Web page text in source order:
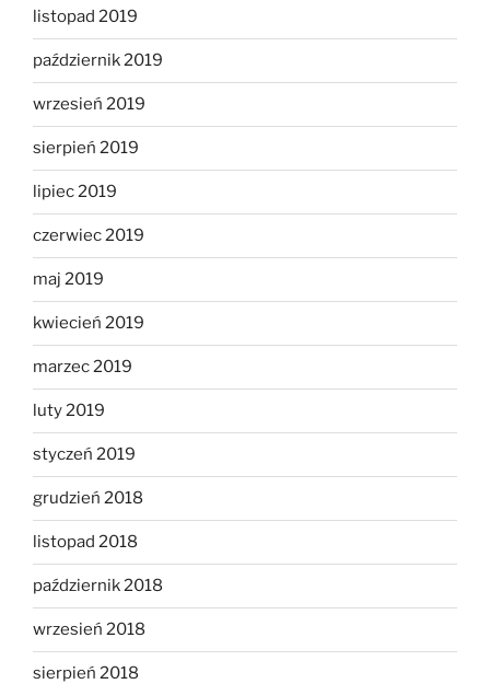
listopad 2019
październik 2019
wrzesień 2019
sierpień 2019
lipiec 2019
czerwiec 2019
maj 2019
kwiecień 2019
marzec 2019
luty 2019
styczeń 2019
grudzień 2018
listopad 2018
październik 2018
wrzesień 2018
sierpień 2018